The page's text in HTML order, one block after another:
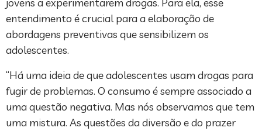
jovens a experimentarem drogas. Para ela, esse
entendimento é crucial para a elaboração de
abordagens preventivas que sensibilizem os
adolescentes.
“Há uma ideia de que adolescentes usam drogas para
fugir de problemas. O consumo é sempre associado a
uma questão negativa. Mas nós observamos que tem
uma mistura. As questões da diversão e do prazer